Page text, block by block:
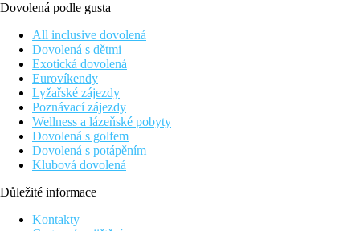
Dovolená podle gusta
All inclusive dovolená
Dovolená s dětmi
Exotická dovolená
Eurovíkendy
Lyžařské zájezdy
Poznávací zájezdy
Wellness a lázeňské pobyty
Dovolená s golfem
Dovolená s potápěním
Klubová dovolená
Důležité informace
Kontakty